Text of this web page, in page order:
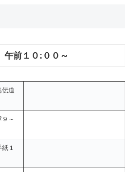
前１０:００～
道
～
１